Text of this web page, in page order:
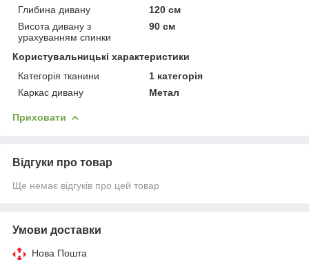
Глибина дивану
120 см
Висота дивану з
урахуванням спинки
90 см
Користувальницькі характеристики
Категорія тканини
1 категорія
Каркас дивану
Метал
Приховати
Відгуки про товар
Ще немає відгуків про цей товар
Умови доставки
Нова Пошта